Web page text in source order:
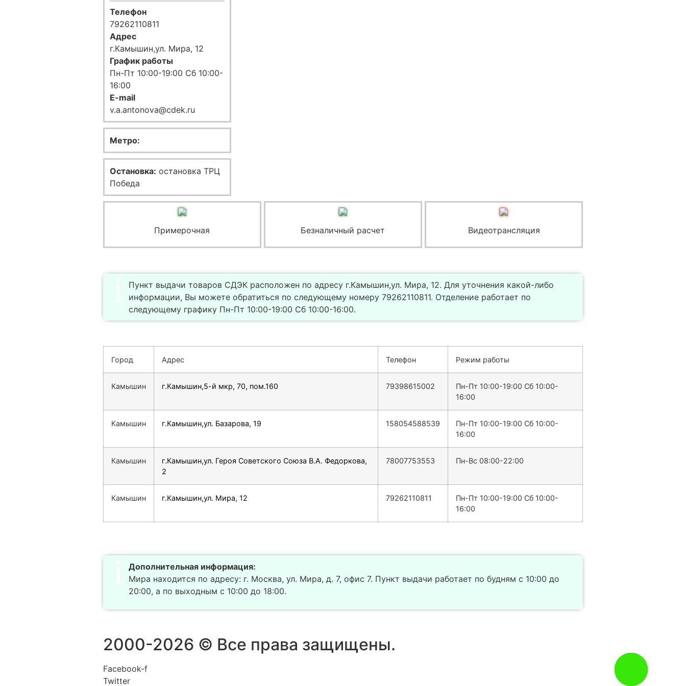
Телефон
79262110811
Адрес
г.Камышин,ул. Мира, 12
График работы
Пн-Пт 10:00-19:00 Сб 10:00-
16:00
E-mail
v.a.antonova@cdek.ru
Метро:
Остановка: остановка ТРЦ
Победа
Примерочная Безналичный расчет Видеотрансляция
Пункт выдачи товаров СДЭК расположен по адресу г.Камышин,ул. Мира, 12. Для уточнения какой-либо
информации, Вы можете обратиться по следующему номеру 79262110811. Отделение работает по
следующему графику Пн-Пт 10:00-19:00 Сб 10:00-16:00.
Город Адрес Телефон Режим работы
Камышин г.Камышин,5-й мкр, 70, пом.160 79398615002
Пн-Пт 10:00-19:00 Сб 10:00-
16:00
Камышин г.Камышин,ул. Базарова, 19 158054588539
Пн-Пт 10:00-19:00 Сб 10:00-
16:00
Камышин
г.Камышин,ул. Героя Советского Союза В.А. Федоркова,
2
78007753553 Пн-Вс 08:00-22:00
Камышин г.Камышин,ул. Мира, 12 79262110811
Пн-Пт 10:00-19:00 Сб 10:00-
16:00
Дополнительная информация:
Мира находится по адресу: г. Москва, ул. Мира, д. 7, офис 7. Пункт выдачи работает по будням с 10:00 до
20:00, а по выходным с 10:00 до 18:00.
2000-2026 © Все права защищены.
Facebook-f
Twitter
Заказать